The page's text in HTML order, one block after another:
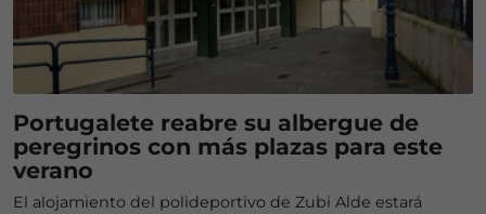
Portugalete reabre su albergue de
peregrinos con más plazas para este
verano
El alojamiento del polideportivo de Zubi Alde estará